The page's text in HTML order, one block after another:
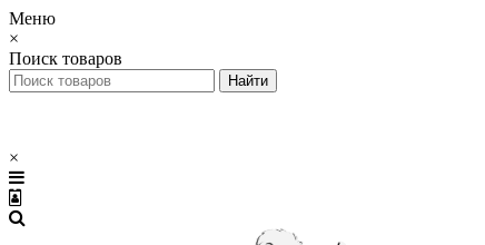
Меню
×
Поиск товаров
×